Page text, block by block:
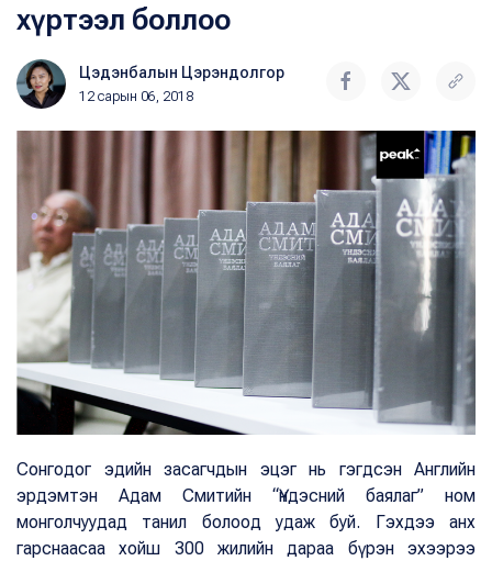
хүртээл боллоо
Цэдэнбалын Цэрэндолгор
12 сарын 06, 2018
Сонгодог эдийн засагчдын эцэг нь гэгдсэн Английн
эрдэмтэн Адам Смитийн “Үндэсний баялаг” ном
монголчуудад танил болоод удаж буй. Гэхдээ анх
гарснаасаа хойш 300 жилийн дараа бүрэн эхээрээ